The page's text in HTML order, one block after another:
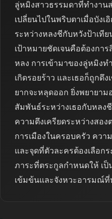
ลู่หมิงสาวธรรมดาที่ทำงาน
เปลี่ยนไปในพริบตาเมื่อบังเ
ระหว่างหลงชีกับหวังป้าเที
เป้าหมายชัดเจนคือต้องกา
หลง การเข้ามาของลู่หมิงท
เกิดรอยร้าว และเธอก็ถูกดึ
ยากจะหลุดออก ยิ่งพยายาม
สัมพันธ์ระหว่างเธอกับหล
ความตึงเครียดระหว่างสอง
การเมืองในครอบครัว ควา
และจุดที่ตัวละครต้องเลือก
ภาระที่ตระกูลกำหนดให้ เป็
เข้มข้นและจังหวะอารมณ์